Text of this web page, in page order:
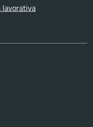
lavorativa